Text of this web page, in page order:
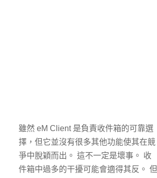
雖然 eM Client 是負責收件箱的可靠選
擇，但它並沒有很多其他功能使其在競
爭中脫穎而出。 這不一定是壞事。 收
件箱中過多的干擾可能會適得其反。 但